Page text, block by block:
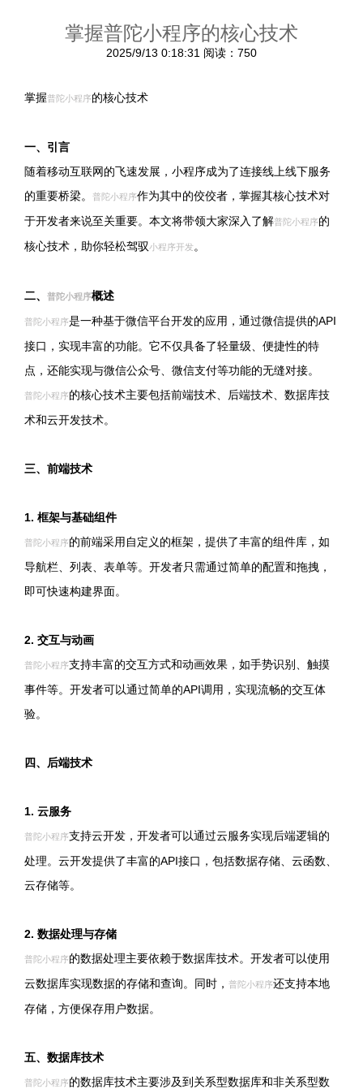
掌握普陀小程序的核心技术
2025/9/13 0:18:31 阅读：750
掌握普陀小程序的核心技术
一、引言
随着移动互联网的飞速发展，小程序成为了连接线上线下服务
的重要桥梁。
普陀小程序作为其中的佼佼者，掌握其核心技术对
于开发者来说至关重要。本文将带领大家深入了解普陀小程序的
核心技术，助你轻松驾驭小程序开发。
二、 普陀小程序概述
普陀小程序是一种基于微信平台开发的应用，通过微信提供的API
接口，实现丰富的功能。它不仅具备了轻量级、便捷性的特
点，还能实现与微信公众号、微信支付等功能的无缝对接。
普陀小程序的核心技术主要包括前端技术、后端技术、数据库技
术和云开发技术。
三、前端技术
1. 框架与基础组件
普陀小程序的前端采用自定义的框架，提供了丰富的组件库，如
导航栏、列表、表单等。开发者只需通过简单的配置和拖拽，
即可快速构建界面。
2. 交互与动画
普陀小程序支持丰富的交互方式和动画效果，如手势识别、触摸
事件等。开发者可以通过简单的API调用，实现流畅的交互体
验。
四、后端技术
1. 云服务
普陀小程序支持云开发，开发者可以通过云服务实现后端逻辑的
处理。云开发提供了丰富的API接口，包括数据存储、云函数、
云存储等。
2. 数据处理与存储
普陀小程序的数据处理主要依赖于数据库技术。开发者可以使用
云数据库实现数据的存储和查询。同时， 普陀小程序还支持本地
存储，方便保存用户数据。
五、数据库技术
普陀小程序的数据库技术主要涉及到关系型数据库和非关系型数